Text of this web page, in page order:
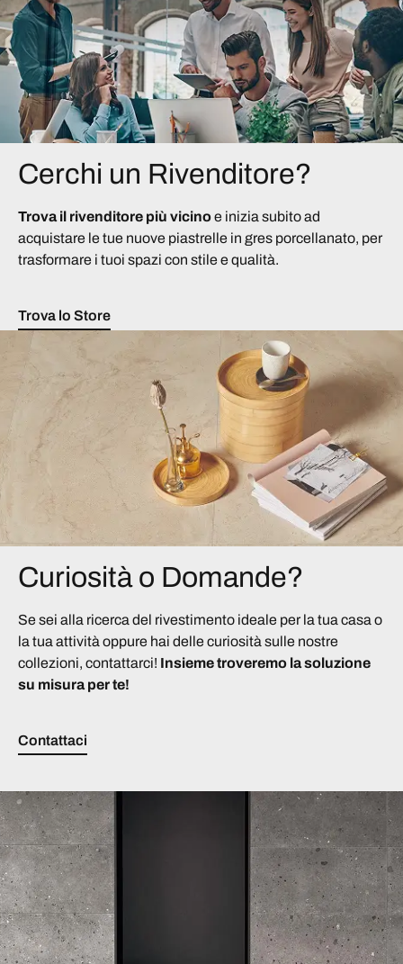
Cerchi un Rivenditore?
Trova il rivenditore più vicinoe inizia subito ad
acquistare le tue nuove piastrelle in gres porcellanato, per
trasformare i tuoi spazi con stile e qualità.
Trova lo Store
Curiosità o Domande?
Se sei alla ricerca del rivestimento ideale per la tua casa o
la tua attività oppure hai delle curiosità sulle nostre
collezioni, contattarci! Insieme troveremo la soluzione
su misura per te!
Contattaci